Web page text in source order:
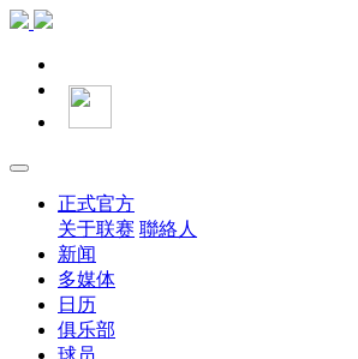
正式官方
关于联赛 聯絡人
新闻
多媒体
日历
俱乐部
球员